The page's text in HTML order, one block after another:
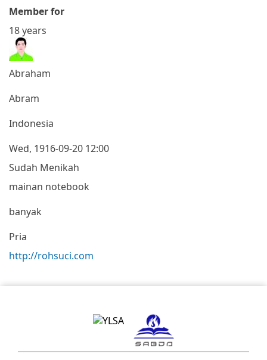
Member for
18 years
Abraham
Abram
Indonesia
Wed, 1916-09-20 12:00
Sudah Menikah
mainan notebook
banyak
Pria
http://rohsuci.com